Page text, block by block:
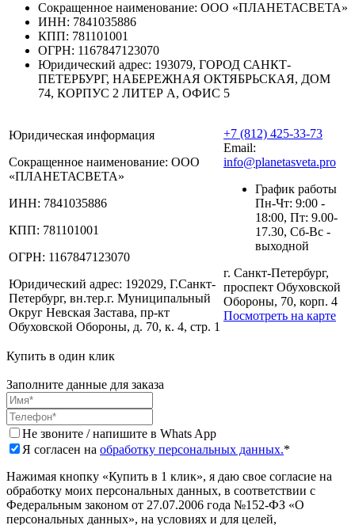
Сокращенное наименование: ООО «ПЛАНЕТАСВЕТА»
ИНН: 7841035886
КПП: 781101001
ОГРН: 1167847123070
Юридический адрес: 193079, ГОРОД САНКТ-
ПЕТЕРБУРГ, НАБЕРЕЖНАЯ ОКТЯБРЬСКАЯ, ДОМ
74, КОРПУС 2 ЛИТЕР А, ОФИС 5
Юридическая информация
Сокращенное наименование: ООО
«ПЛАНЕТАСВЕТА»
ИНН: 7841035886
КПП: 781101001
ОГРН: 1167847123070
Юридический адрес: 192029, Г.Санкт-
Петербург, вн.тер.г. Муниципальный
Округ Невская Застава, пр-кт
Обуховской Обороны, д. 70, к. 4, стр. 1
+7 (812) 425-33-73
Email:
info@planetasveta.pro
График работы
Пн-Чт: 9:00 -
18:00, Пт: 9.00-
17.30, Сб-Вс -
выходной
г. Санкт-Петербург,
проспект Обуховской
Обороны, 70, корп. 4
Посмотреть на карте
Купить в один клик
Заполните данные для заказа
Не звоните / напишите в Whats App
Я согласен на обработку персональных данных.*
Нажимая кнопку «Купить в 1 клик», я даю свое согласие на
обработку моих персональных данных, в соответствии с
Федеральным законом от 27.07.2006 года №152-ФЗ «О
персональных данных», на условиях и для целей,